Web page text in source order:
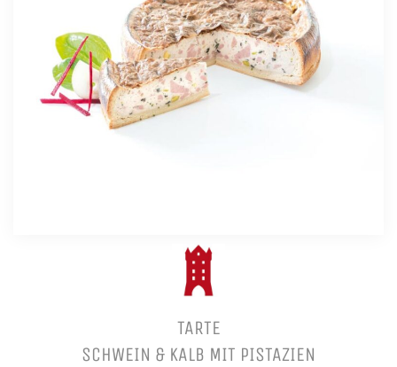
TARTE
SCHWEIN & KALB MIT PISTAZIEN